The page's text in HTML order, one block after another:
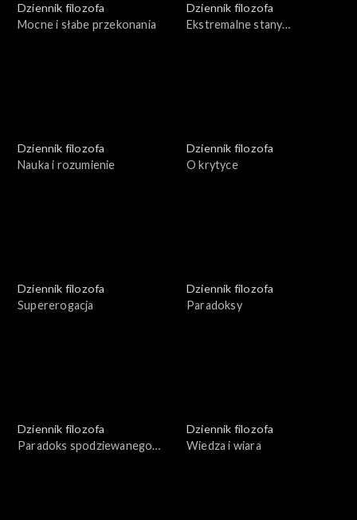
Dziennik filozofa
Mocne i słabe przekonania
Dziennik filozofa
Ekstremalne stany
Dziennik filozofa
Nauka i rozumienie
Dziennik filozofa
O krytyce
Dziennik filozofa
Supererogacja
Dziennik filozofa
Paradoksy
Dziennik filozofa
Paradoks spodziewanego
Dziennik filozofa
Wiedza i wiara